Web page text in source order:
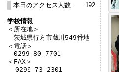
192
本日のアクセス人数:
学校情報
＜所在地＞
茨城県行方市蔵川549番地
＜電話＞
0299-80-7701
＜FAX＞